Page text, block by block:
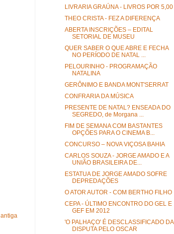
LIVRARIA GRAÚNA - LIVROS POR 5,00
THEO CRISTA - FEZ A DIFERENÇA
ABERTA INSCRIÇÕES – EDITAL
SETORIAL DE MUSEU
QUER SABER O QUE ABRE E FECHA
NO PERÍODO DE NATAL ...
PELOURINHO - PROGRAMAÇÃO
NATALINA
GERÔNIMO E BANDA MONT'SERRAT
CONFRARIA DA MÚSICA
PRESENTE DE NATAL? ENSEADA DO
SEGREDO, de Morgana ...
FIM DE SEMANA COM BASTANTES
OPÇÕES PARA O CINEMA B...
CONCURSO – NOVA VIÇOSA BAHIA
CARLOS SOUZA - JORGE AMADO E A
UNIÃO BRASILEIRA DE...
ESTATUA DE JORGE AMADO SOFRE
DEPREDAÇÕES
O ATOR AUTOR - COM BERTHO FILHO
CEPA - ÚLTIMO ENCONTRO DO GEL E
GEF EM 2012
'O PALHAÇO' É DESCLASSIFICADO DA
DISPUTA PELO OSCAR